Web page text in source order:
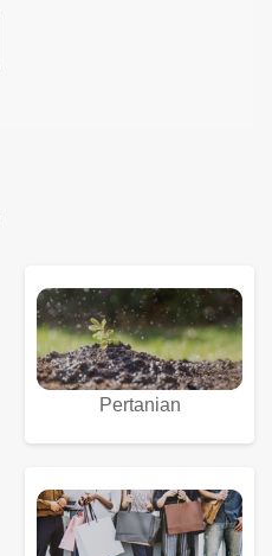
Pertanian